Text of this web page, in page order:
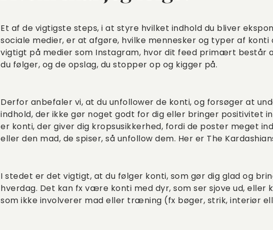
Et af de vigtigste steps, i at styre hvilket indhold du bliver
sociale medier, er at afgøre, hvilke mennesker og typer af
vigtigt på medier som Instagram, hvor dit feed primært består
du følger, og de opslag, du stopper op og kigger på.
Derfor anbefaler vi, at du unfollower de konti, og forsøger at
indhold, der ikke gør noget godt for dig eller bringer positivitet
er konti, der giver dig kropsusikkerhed, fordi de poster meget
eller den mad, de spiser, så unfollow dem. Her er The
I stedet er det vigtigt, at du følger konti, som gør dig glad og
hverdag. Det kan fx være konti med dyr, som ser sjove ud, eller
som ikke involverer mad eller træning (fx bøger, strik, interiør